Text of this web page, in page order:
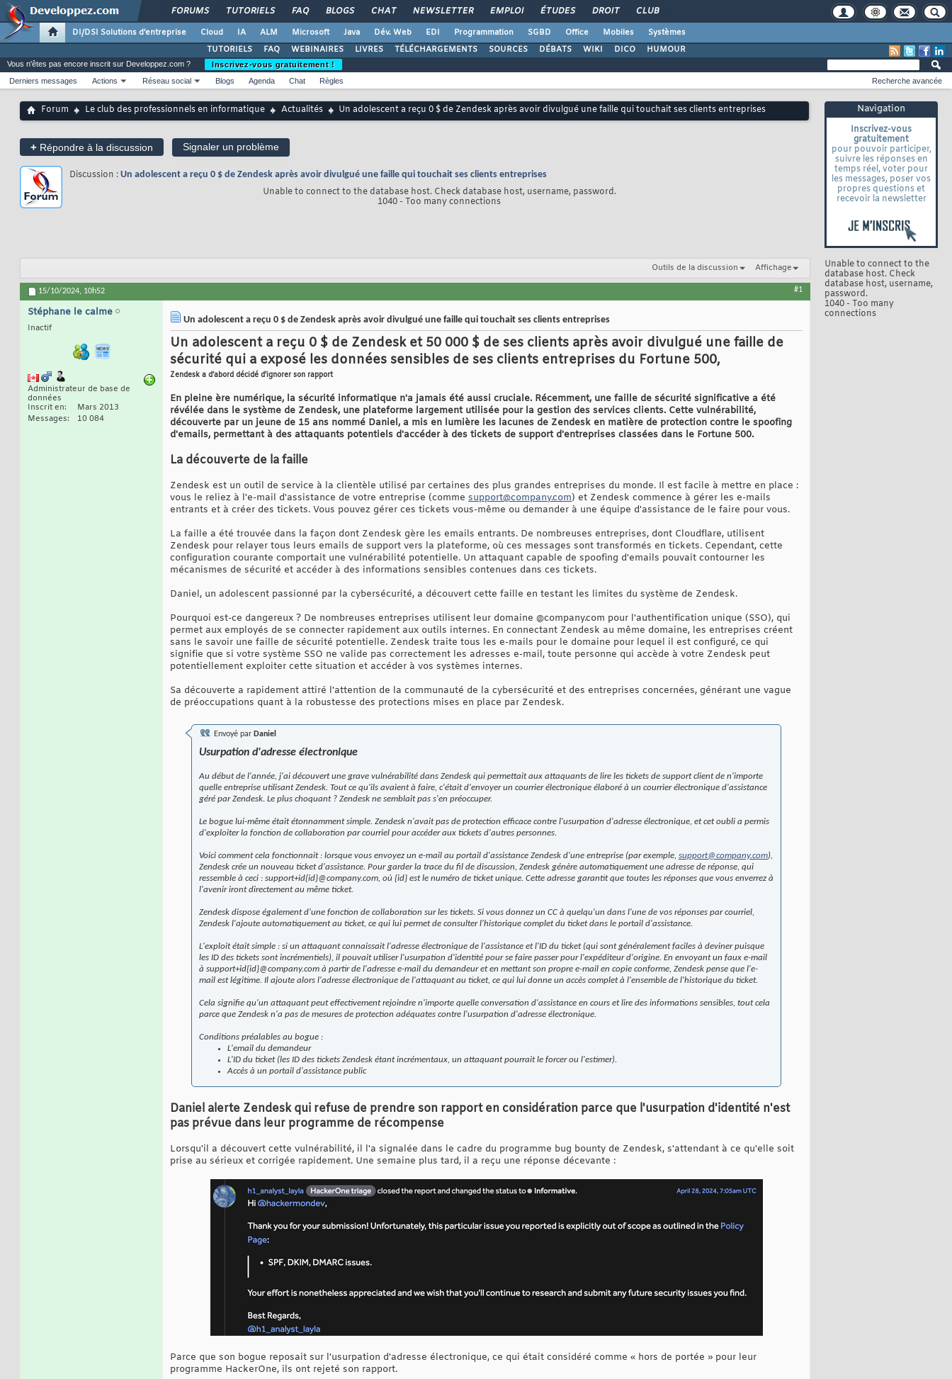
FORUMS TUTORIELS FAQ BLOGS CHAT NEWSLETTER EMPLOI ÉTUDES DROIT CLUB
DI/DSI Solutions d'entreprise Cloud IA ALM Microsoft Java Dév. Web EDI Programmation SGBD Office Mobiles
Systèmes
TUTORIELS
FAQ WEBINAIRES LIVRES TÉLÉCHARGEMENTS SOURCES DÉBATS WIKI DICO HUMOUR
Navigation
Inscrivez-vous
gratuitement
pour pouvoir participer,
suivre les réponses en
temps réel, voter pour
les messages, poser vos
propres questions et
recevoir la newsletter
Unable to connect to the
database host. Check
database host, username,
password.
1040 - Too many
connections
Vous n'êtes pas encore inscrit sur Developpez.com ?
Inscrivez-vous gratuitement !
Derniers messages
Actions Réseau social Blogs Agenda Chat Règles Recherche avancée
Forum Le club des professionnels en informatique Actualités Un adolescent a reçu 0 $ de Zendesk après avoir divulgué une faille qui touchait ses clients entreprises
+ Répondre à la discussion Signaler un problème
Discussion : Un adolescent a reçu 0 $ de Zendesk après avoir divulgué une faille qui touchait ses clients entreprises
Unable to connect to the database host. Check database host, username, password.
1040 - Too many connections
Outils de la discussion Affichage
15/10/2024, 10h52 #1
Stéphane le calme
Inactif
Administrateur de base de
données
Inscrit en
Mars 2013
Messages
10 084
Un adolescent a reçu 0 $ de Zendesk après avoir divulgué une faille qui touchait ses clients entreprises
Un adolescent a reçu 0 $ de Zendesk et 50 000 $ de ses clients après avoir divulgué une faille de
sécurité qui a exposé les données sensibles de ses clients entreprises du Fortune 500,
Zendesk a d'abord décidé d'ignorer son rapport
En pleine ère numérique, la sécurité informatique n'a jamais été aussi cruciale. Récemment, une faille de sécurité significative a été
révélée dans le système de Zendesk, une plateforme largement utilisée pour la gestion des services clients. Cette vulnérabilité,
découverte par un jeune de 15 ans nommé Daniel, a mis en lumière les lacunes de Zendesk en matière de protection contre le spoofing
d'emails, permettant à des attaquants potentiels d'accéder à des tickets de support d'entreprises classées dans le Fortune 500.
La découverte de la faille
Zendesk est un outil de service à la clientèle utilisé par certaines des plus grandes entreprises du monde. Il est facile à mettre en place :
vous le reliez à l'e-mail d'assistance de votre entreprise (comme support@company.com) et Zendesk commence à gérer les e-mails
entrants et à créer des tickets. Vous pouvez gérer ces tickets vous-même ou demander à une équipe d'assistance de le faire pour vous.
La faille a été trouvée dans la façon dont Zendesk gère les emails entrants. De nombreuses entreprises, dont Cloudflare, utilisent
Zendesk pour relayer tous leurs emails de support vers la plateforme, où ces messages sont transformés en tickets. Cependant, cette
configuration courante comportait une vulnérabilité potentielle. Un attaquant capable de spoofing d'emails pouvait contourner les
mécanismes de sécurité et accéder à des informations sensibles contenues dans ces tickets.
Daniel, un adolescent passionné par la cybersécurité, a découvert cette faille en testant les limites du système de Zendesk.
Pourquoi est-ce dangereux ? De nombreuses entreprises utilisent leur domaine @company.com pour l'authentification unique (SSO), qui
permet aux employés de se connecter rapidement aux outils internes. En connectant Zendesk au même domaine, les entreprises créent
sans le savoir une faille de sécurité potentielle. Zendesk traite tous les e-mails pour le domaine pour lequel il est configuré, ce qui
signifie que si votre système SSO ne valide pas correctement les adresses e-mail, toute personne qui accède à votre Zendesk peut
potentiellement exploiter cette situation et accéder à vos systèmes internes.
Sa découverte a rapidement attiré l'attention de la communauté de la cybersécurité et des entreprises concernées, générant une vague
de préoccupations quant à la robustesse des protections mises en place par Zendesk.
Envoyé par Daniel
Usurpation d'adresse électronique
Au début de l'année, j'ai découvert une grave vulnérabilité dans Zendesk qui permettait aux attaquants de lire les tickets de support client de n'importe
quelle entreprise utilisant Zendesk. Tout ce qu'ils avaient à faire, c'était d'envoyer un courrier électronique élaboré à un courrier électronique d'assistance
géré par Zendesk. Le plus choquant ? Zendesk ne semblait pas s'en préoccuper.
Le bogue lui-même était étonnamment simple. Zendesk n'avait pas de protection efficace contre l'usurpation d'adresse électronique, et cet oubli a permis
d'exploiter la fonction de collaboration par courriel pour accéder aux tickets d'autres personnes.
Voici comment cela fonctionnait : lorsque vous envoyez un e-mail au portail d'assistance Zendesk d'une entreprise (par exemple, support@company.com),
Zendesk crée un nouveau ticket d'assistance. Pour garder la trace du fil de discussion, Zendesk génère automatiquement une adresse de réponse, qui
ressemble à ceci : support+id{id}@company.com, où {id} est le numéro de ticket unique. Cette adresse garantit que toutes les réponses que vous enverrez à
l'avenir iront directement au même ticket.
Zendesk dispose également d'une fonction de collaboration sur les tickets. Si vous donnez un CC à quelqu'un dans l'une de vos réponses par courriel,
Zendesk l'ajoute automatiquement au ticket, ce qui lui permet de consulter l'historique complet du ticket dans le portail d'assistance.
L'exploit était simple : si un attaquant connaissait l'adresse électronique de l'assistance et l'ID du ticket (qui sont généralement faciles à deviner puisque
les ID des tickets sont incrémentiels), il pouvait utiliser l'usurpation d'identité pour se faire passer pour l'expéditeur d'origine. En envoyant un faux e-mail
à support+id{id}@company.com à partir de l'adresse e-mail du demandeur et en mettant son propre e-mail en copie conforme, Zendesk pense que l'e-
mail est légitime. Il ajoute alors l'adresse électronique de l'attaquant au ticket, ce qui lui donne un accès complet à l'ensemble de l'historique du ticket.
Cela signifie qu'un attaquant peut effectivement rejoindre n'importe quelle conversation d'assistance en cours et lire des informations sensibles, tout cela
parce que Zendesk n'a pas de mesures de protection adéquates contre l'usurpation d'adresse électronique.
Conditions préalables au bogue :
L'email du demandeur
L'ID du ticket (les ID des tickets Zendesk étant incrémentaux, un attaquant pourrait le forcer ou l'estimer).
Accès à un portail d'assistance public
Daniel alerte Zendesk qui refuse de prendre son rapport en considération parce que l'usurpation d'identité n'est
pas prévue dans leur programme de récompense
Lorsqu'il a découvert cette vulnérabilité, il l'a signalée dans le cadre du programme bug bounty de Zendesk, s'attendant à ce qu'elle soit
prise au sérieux et corrigée rapidement. Une semaine plus tard, il a reçu une réponse décevante :
Parce que son bogue reposait sur l'usurpation d'adresse électronique, ce qui était considéré comme « hors de portée » pour leur
programme HackerOne, ils ont rejeté son rapport.